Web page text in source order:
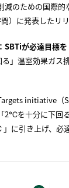
減のための国際的
）に発表したリ
SBTiが必達目標
」温室効果ガス
initiative（
2℃を十分に下
に引き上げ、必